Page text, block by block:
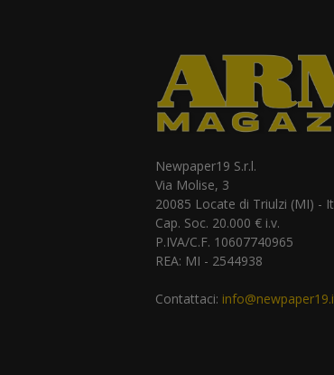
Newpaper19 S.r.l.
Via Molise, 3
20085 Locate di Triulzi (MI) -
Cap. Soc. 20.000 € i.v.
P.IVA/C.F. 10607740965
REA: MI - 2544938
Contattaci: